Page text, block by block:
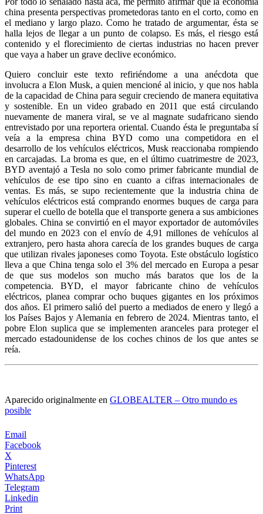
china presenta perspectivas prometedoras tanto en el corto, como en
el mediano y largo plazo. Como he tratado de argumentar, ésta se
halla lejos de llegar a un punto de colapso. Es más, el riesgo está
contenido y el florecimiento de ciertas industrias no hacen prever
que vaya a haber un grave declive económico.
Quiero concluir este texto refiriéndome a una anécdota que
involucra a Elon Musk, a quien mencioné al inicio, y que nos habla
de la capacidad de China para seguir creciendo de manera equitativa
y sostenible. En un video grabado en 2011 que está circulando
nuevamente de manera viral, se ve al magnate sudafricano siendo
entrevistado por una reportera oriental. Cuando ésta le preguntaba sí
veía a la empresa china BYD como una competidora en el
desarrollo de los vehículos eléctricos, Musk reaccionaba rompiendo
en carcajadas. La broma es que, en el último cuatrimestre de 2023,
BYD aventajó a Tesla no solo como primer fabricante mundial de
vehículos de ese tipo sino en cuanto a cifras internacionales de
ventas. Es más, se supo recientemente que la industria china de
vehículos eléctricos está comprando enormes buques de carga para
superar el cuello de botella que el transporte genera a sus ambiciones
globales. China se convirtió en el mayor exportador de automóviles
del mundo en 2023 con el envío de 4,91 millones de vehículos al
extranjero, pero hasta ahora carecía de los grandes buques de carga
que utilizan rivales japoneses como Toyota. Este obstáculo logístico
lleva a que China tenga solo el 3% del mercado en Europa a pesar
de que sus modelos son mucho más baratos que los de la
competencia. BYD, el mayor fabricante chino de vehículos
eléctricos, planea comprar ocho buques gigantes en los próximos
dos años. El primero salió del puerto a mediados de enero y llegó a
los Países Bajos y Alemania en febrero de 2024. Mientras tanto, el
pobre Elon suplica que se implementen aranceles para proteger el
mercado estadounidense de los coches chinos de los que antes se
reía.
Aparecido originalmente en GLOBEALTER – Otro mundo es
posible
Email
Facebook
X
Pinterest
WhatsApp
Telegram
Linkedin
Print